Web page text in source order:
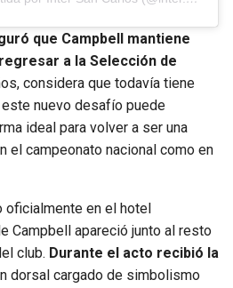
que Campbell mantiene
a la Selección de
considera que todavía tiene
nuevo desafío puede
ideal para volver a ser una
el campeonato nacional como en
oficialmente en el hotel
Campbell apareció junto al resto
club. Durante el acto recibió la
dorsal cargado de simbolismo